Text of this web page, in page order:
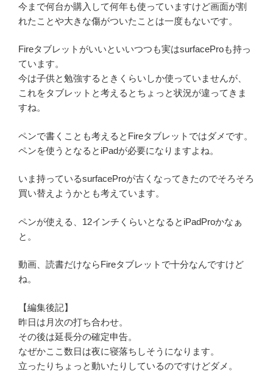
今まで何台か購入して何年も使っていますけど画面が割
れたことや大きな傷がついたことは一度もないです。
Fireタブレットがいいといいつつも実はsurfaceProも持っ
ています。
今は子供と勉強するときくらいしか使っていませんが、
これをタブレットと考えるとちょっと状況が違ってきま
すね。
ペンで書くことも考えるとFireタブレットではダメです。
ペンを使うとなるとiPadが必要になりますよね。
いま持っているsurfaceProが古くなってきたのでそろそろ
買い替えようかとも考えています。
ペンが使える、12インチくらいとなるとiPadProかなぁ
と。
動画、読書だけならFireタブレットで十分なんですけど
ね。
【編集後記】
昨日は月次の打ち合わせ。
その後は延長分の確定申告。
なぜかここ数日は夜に寝落ちしそうになります。
立ったりちょっと動いたりしているのですけどダメ。